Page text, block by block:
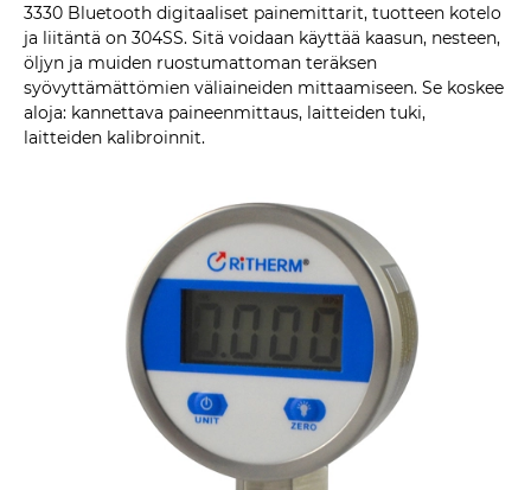
3330 Bluetooth digitaaliset painemittarit, tuotteen kotelo
ja liitäntä on 304SS. Sitä voidaan käyttää kaasun, nesteen,
öljyn ja muiden ruostumattoman teräksen
syövyttämättömien väliaineiden mittaamiseen. Se koskee
aloja: kannettava paineenmittaus, laitteiden tuki,
laitteiden kalibroinnit.